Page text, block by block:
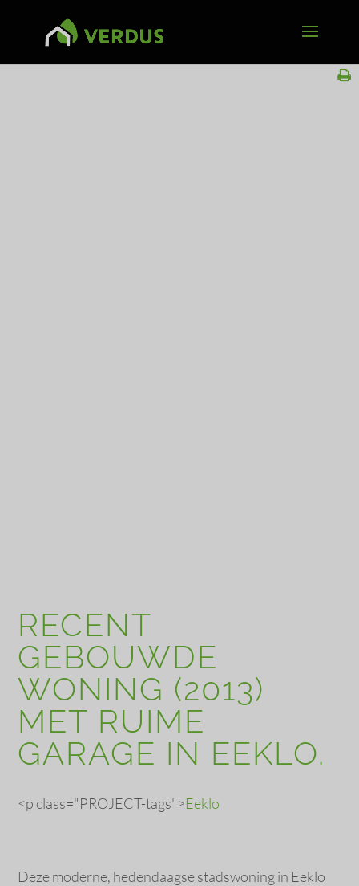
RECENT
GEBOUWDE
WONING (2013)
MET RUIME
GARAGE IN EEKLO.
<p class="PROJECT-tags">Eeklo
Deze moderne, hedendaagse stadswoning in Eeklo